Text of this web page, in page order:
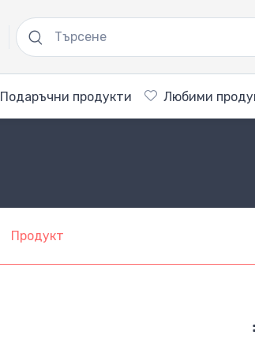
Подаръчни продукти Любими
Продукт